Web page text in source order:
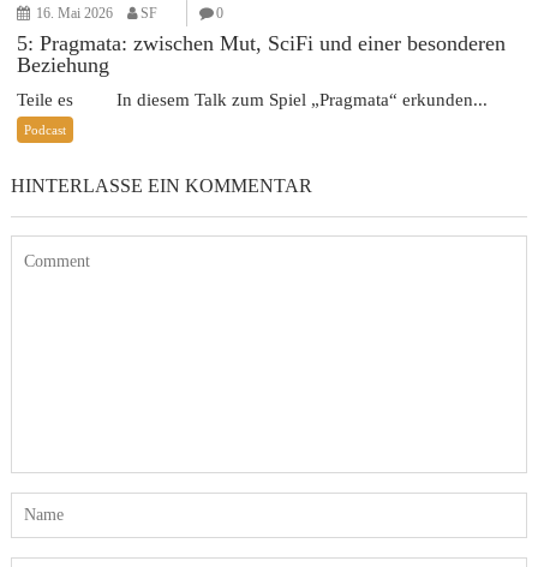
16. Mai 2026 SF 0
5: Pragmata: zwischen Mut, SciFi und einer besonderen
Beziehung
Teile es In diesem Talk zum Spiel „Pragmata“ erkunden...
Podcast
HINTERLASSE EIN KOMMENTAR